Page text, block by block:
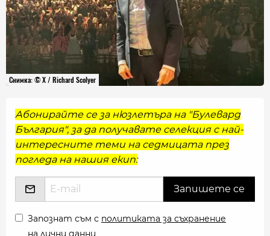
Снимка: © X / Richard Scolyer
Абонирайте се за нюзлетъра на "Булевард
България", за да получавате селекция с най-
интересните теми на седмицата през
погледа на нашия екип:
Запознат съм с политиката за съхранение
на лични данни